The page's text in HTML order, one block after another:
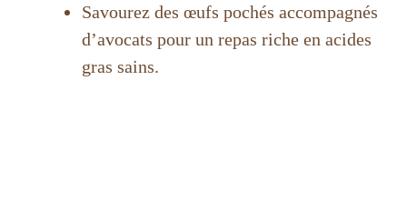
Savourez des œufs pochés accompagnés
d’avocats pour un repas riche en acides
gras sains.